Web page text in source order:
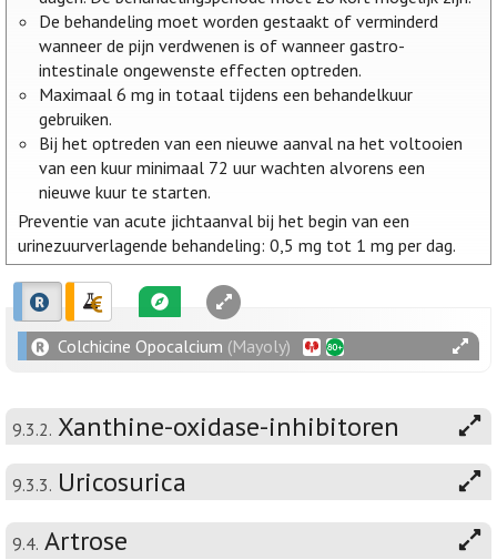
De behandeling moet worden gestaakt of verminderd
wanneer de pijn verdwenen is of wanneer gastro-
intestinale ongewenste effecten optreden.
Maximaal 6 mg in totaal tijdens een behandelkuur
gebruiken.
Bij het optreden van een nieuwe aanval na het voltooien
van een kuur minimaal 72 uur wachten alvorens een
nieuwe kuur te starten.
Preventie van acute jichtaanval bij het begin van een
urinezuurverlagende behandeling: 0,5 mg tot 1 mg per dag.
Colchicine Opocalcium (Mayoly)
9.3.2. Xanthine-oxidase-inhibitoren
9.3.3. Uricosurica
9.4. Artrose